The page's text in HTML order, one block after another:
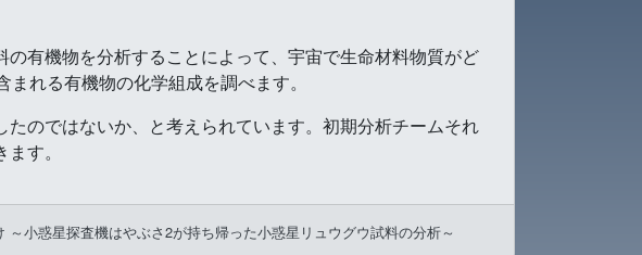
有機物を分析することによって、宇宙で生命材料物質がど
れる有機物の化学組成を調べます。
のではないか、と考えられています。初期分析チームそれ
す。
小惑星探査機はやぶさ2が持ち帰った小惑星リュウグウ試料の分析～